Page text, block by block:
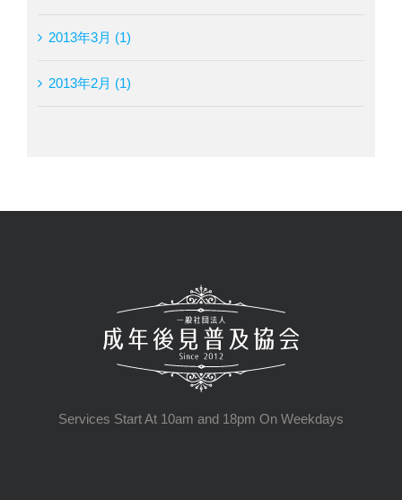
2013年3月 (1)
2013年2月 (1)
Services Start At 10am and 18pm On Weekdays